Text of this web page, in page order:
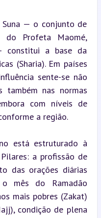
Suna — o conjunto de
do Profeta Maomé,
constitui a base da
(Sharia). Em países
sente-se não
nas normas
com níveis de
a região.
está estruturado à
a profissão de
das orações diárias
mês do Ramadão
mais pobres (Zakat)
condição de plena